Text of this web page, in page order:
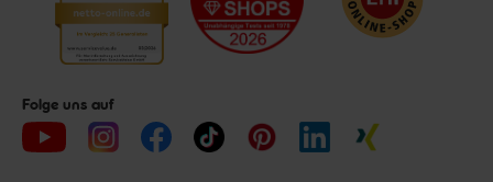
Folge uns auf